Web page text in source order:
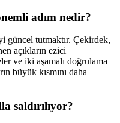
adım nedir?
güncel tutmaktır. Çekirdek,
açıkların ezici
ve iki aşamalı doğrulama
büyük kısmını daha
saldırılıyor?